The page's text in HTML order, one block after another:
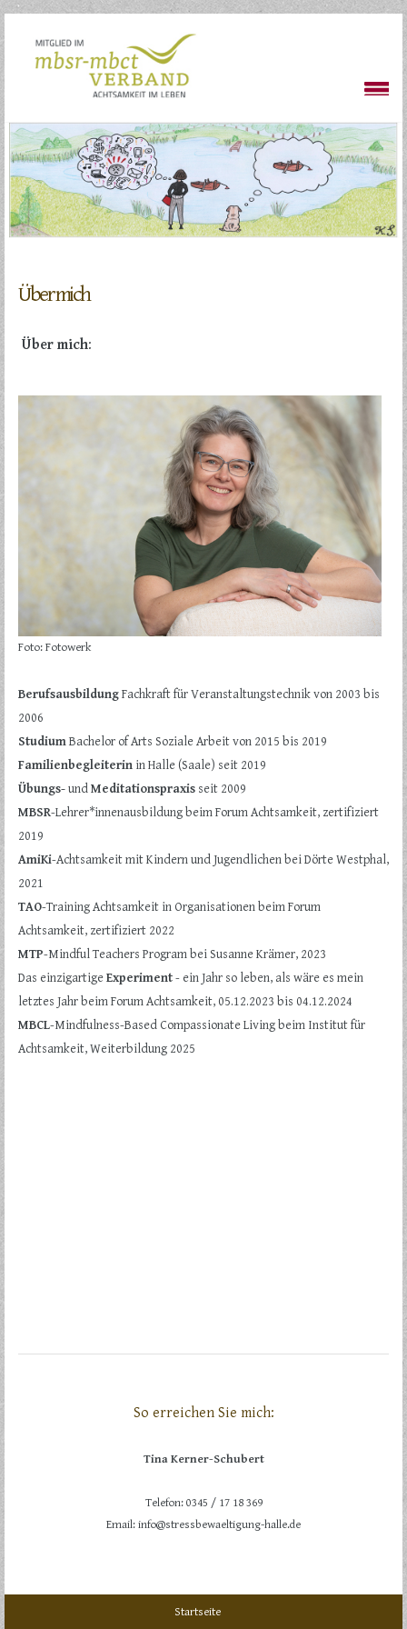
Über mich
Über mich:
Foto: Fotowerk
BerufsausbildungFachkraft für Veranstaltungstechnik von 2003 bis
2006
StudiumBachelor of Arts Soziale Arbeit von 2015 bis 2019
Familienbegleiterin in Halle (Saale) seit 2019
Übungs-undMeditationspraxis seit 2009
MBSR-Lehrer*innenausbildung beim Forum Achtsamkeit, zertifiziert
2019
AmiKi-Achtsamkeit mit Kindern und Jugendlichen bei Dörte Westphal,
2021
TAO-Training Achtsamkeit in Organisationen beim Forum
Achtsamkeit, zertifiziert 2022
MTP-Mindful Teachers Program bei Susanne Krämer, 2023
Das einzigartigeExperiment- ein Jahr so leben, als wäre es mein
letztes Jahr beim Forum Achtsamkeit, 05.12.2023 bis 04.12.2024
MBCL-Mindfulness-Based Compassionate Living beim Institut für
Achtsamkeit, Weiterbildung 2025
So erreichen Sie mich:
Tina Kerner-Schubert
Telefon: 0345 / 17 18 369
Email: info@stressbewaeltigung-halle.de
Startseite